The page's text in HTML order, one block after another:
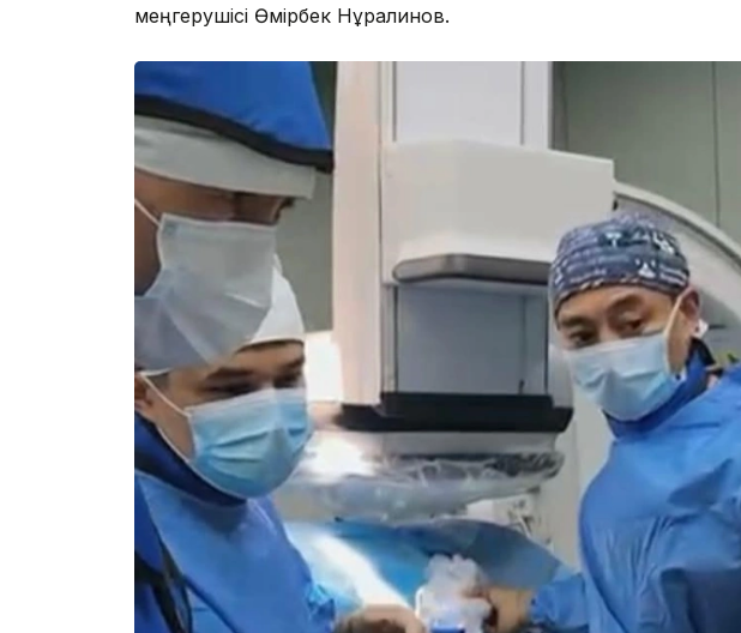
меңгерушісі Өмірбек Нұралинов.